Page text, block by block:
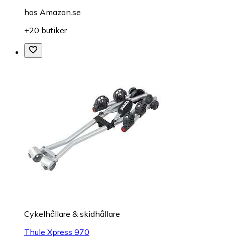
hos Amazon.se
+20 butiker
Cykelhållare & skidhållare
Thule Xpress 970